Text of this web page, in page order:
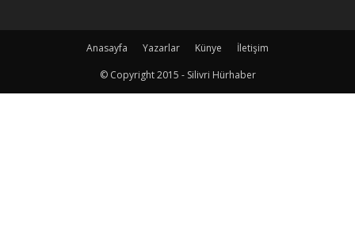
Anasayfa Yazarlar Künye
İletişim
© Copyright 2015 - Silivri Hürhaber